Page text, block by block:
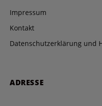
Impressum
Kontakt
Datenschutzerklärung und
ADRESSE